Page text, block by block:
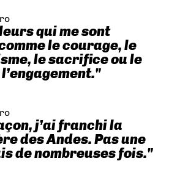
qui me sont
le courage, le
le sacrifice ou le
j’ai franchi la
des Andes. Pas une
de nombreuses fois."